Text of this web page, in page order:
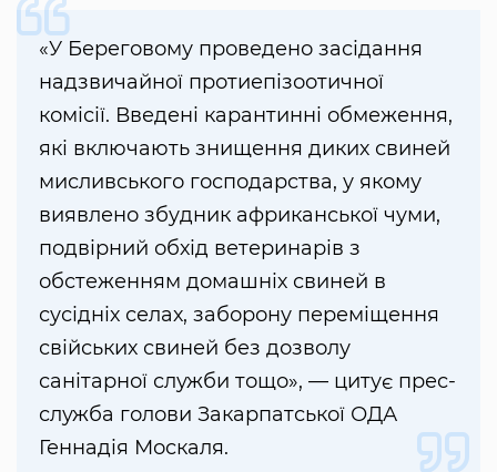
«У Береговому проведено засідання
надзвичайної протиепізоотичної
комісії. Введені карантинні обмеження,
які включають знищення диких свиней
мисливського господарства, у якому
виявлено збудник африканської чуми,
подвірний обхід ветеринарів з
обстеженням домашніх свиней в
сусідніх селах, заборону переміщення
свійських свиней без дозволу
санітарної служби тощо», — цитує прес-
служба голови Закарпатської ОДА
Геннадія Москаля.